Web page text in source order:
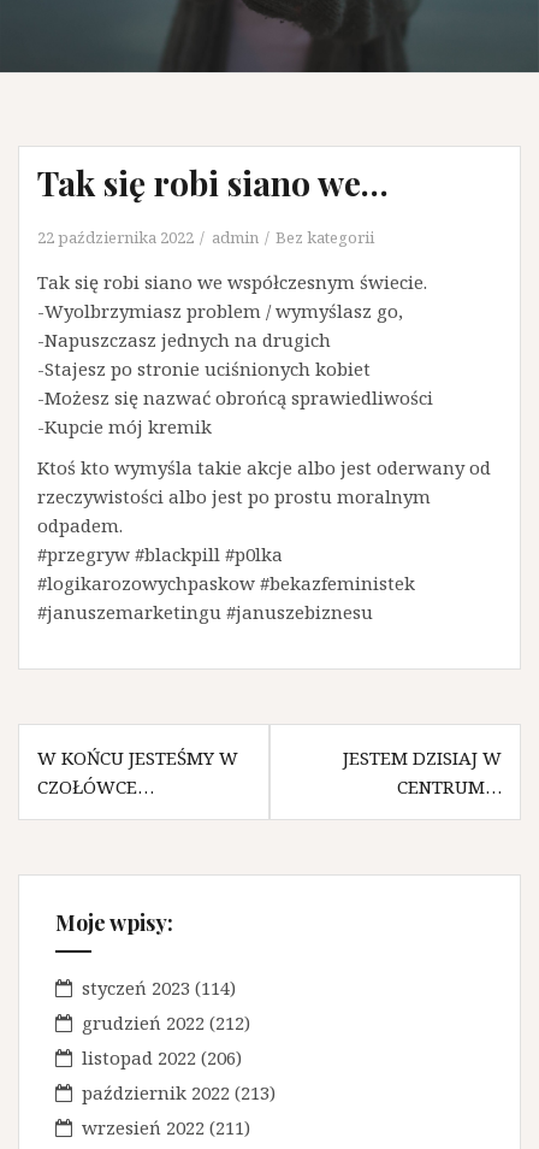
Tak się robi siano we…
22 października 2022 admin Bez kategorii
Tak się robi siano we współczesnym świecie.
-Wyolbrzymiasz problem / wymyślasz go,
-Napuszczasz jednych na drugich
-Stajesz po stronie uciśnionych kobiet
-Możesz się nazwać obrońcą sprawiedliwości
-Kupcie mój kremik
Ktoś kto wymyśla takie akcje albo jest oderwany od
rzeczywistości albo jest po prostu moralnym
odpadem.
#przegryw #blackpill #p0lka
#logikarozowychpaskow #bekazfeministek
#januszemarketingu #januszebiznesu
N
a
i
W KOŃCU JESTEŚMY W
CZOŁÓWCE…
JESTEM DZISIAJ W
CENTRUM…
Moje wpisy:
styczeń 2023 (114)
grudzień 2022 (212)
listopad 2022 (206)
październik 2022 (213)
wrzesień 2022 (211)